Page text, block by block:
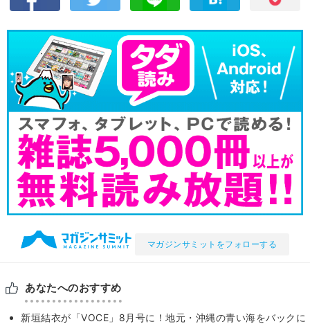
マガジンサミットをフォローする
あなたへのおすすめ
新垣結衣が「VOCE」8月号に！地元・沖縄の青い海をバックに